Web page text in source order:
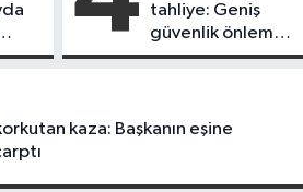
tahliye: Geniş
güvenlik önlemi
alındı
kaza: Başkanın eşine